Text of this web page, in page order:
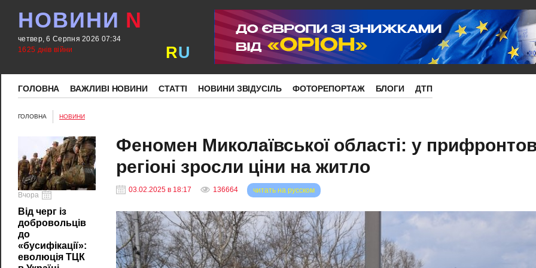
НОВИНИ N
четвер, 6 Серпня 2026 07:34
1625 днів війни
RU
ГОЛОВНА ВАЖЛИВІ НОВИНИ СТАТТІ НОВИНИ ЗВІДУСІЛЬ ФОТОРЕПОРТАЖ БЛОГИ ДТП
ГОЛОВНА НОВИНИ
Вчора
Від черг із
добровольців
до
«бусифікації»:
еволюція ТЦК
Феномен Миколаївської області: у
регіоні зросли ціни на житло
03.02.2025 в 18:17 136664 читать на русском